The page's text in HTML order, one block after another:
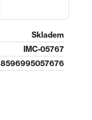
Skladem
IMC-05767
8596995057676